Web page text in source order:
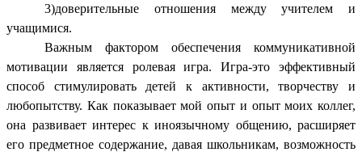
3)доверительные отношения между учителем и
учащимися.
Важным фактором обеспечения коммуникативной
мотивации является ролевая игра. Игра-это эффективный
способ стимулировать детей к активности, творчеству и
любопытству. Как показывает мой опыт и опыт моих коллег,
она развивает интерес к иноязычному общению, расширяет
его предметное содержание, давая школьникам, возможность